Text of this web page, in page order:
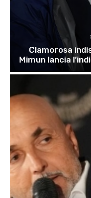
Clamorosa
Mimun lancia